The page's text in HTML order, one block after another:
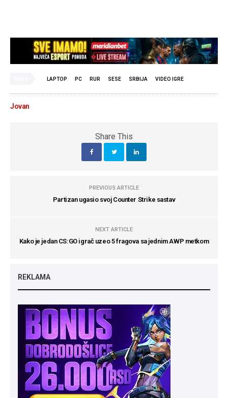
LAPTOP PC RUR SESE SRBIJA VIDEO IGRE
Jovan
Share This
PREVIOUS ARTICLE
Partizan ugasio svoj Counter Strike sastav
NEXT ARTICLE
Kako je jedan CS:GO igrač uzeo 5 fragova sa jednim AWP metkom
REKLAMA